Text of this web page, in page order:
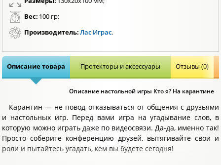
Вес: 100 гр;
Производитель:Лас Играс.
Описание товара Протекторы и аксессуары Отзывы (0)
Описание настольной игры Кто я? На карантине
Карантин — не повод отказываться от общения с друзьями
и настольных игр. Перед вами игра на угадывание слов, в
которую можно играть даже по видеосвязи. Да-да, именно так!
Просто соберите конференцию друзей, вытягивайте свои и
роли и пытайтесь угадать, кем вы будете сегодня!